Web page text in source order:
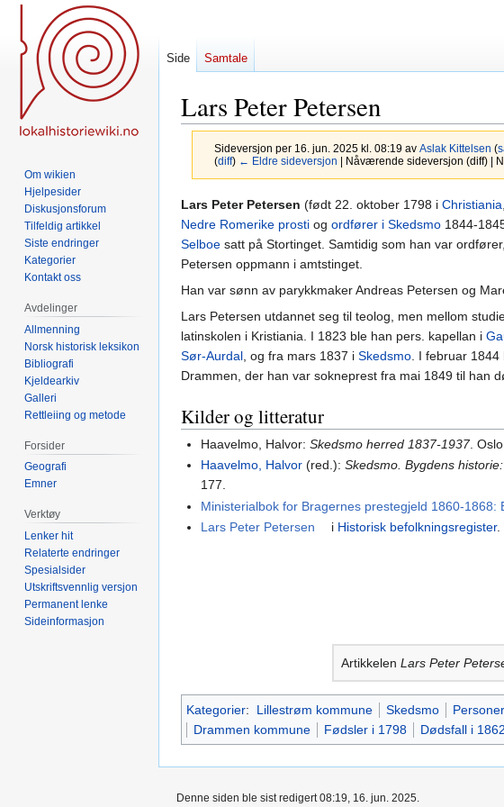
Lars Peter Petersen
Sideversjon per 16. jun. 2025 kl. 08:19 av Aslak Kittelsen (
(diff) ← Eldre sideversjon | Nåværende sideversjon (diff) |
Hopp
til
navigering
Hopp
til
søk
Lars Peter Petersen (født 22. oktober 1798 i Christiania
Nedre Romerike prosti og ordfører i Skedsmo 1844-
Selboe satt på Stortinget. Samtidig som han var
Petersen oppmann i amtstinget.
Han var sønn av parykkmaker Andreas Petersen og
Lars Petersen utdannet seg til teolog, men mellom
latinskolen i Kristiania. I 1823 ble han pers. kapellan i
Sør-Aurdal , og fra mars 1837 i Skedsmo . I februar
Drammen, der han var sokneprest fra mai 1849 til han
Kilder og litteratur
Haavelmo, Halvor:Skedsmo herred 1837-1937.
Haavelmo, Halvor (red.):Skedsmo. Bygdens
177.
Ministerialbok for Bragernes prestegjeld 1860-1868:
Lars Peter Petersen
i Historisk befolkningsregister.
Artikkelen Lars Peter
Kategorier: Lillestrøm kommune Skedsmo Personer
Drammen kommune
Fødsler i 1798 Dødsfall i 1862
Side Samtale
Om wikien
Hjelpesider
Diskusjonsforum
Tilfeldig artikkel
Siste endringer
Kategorier
Kontakt oss
Avdelinger
Allmenning
Norsk historisk leksikon
Bibliografi
Kjeldearkiv
Galleri
Rettleiing og metode
Forsider
Geografi
Emner
Verktøy
Lenker hit
Relaterte endringer
Spesialsider
Utskriftsvennlig versjon
Permanent lenke
Sideinformasjon
Denne siden ble sist redigert 08:19, 16. jun. 2025.